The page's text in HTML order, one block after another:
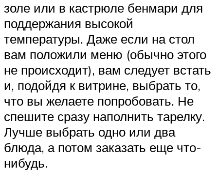
золе или в кастрюле бенмари для
поддержания высокой
температуры. Даже если на стол
вам положили меню (обычно этого
не происходит), вам следует встать
и, подойдя к витрине, выбрать то,
что вы желаете попробовать. Не
спешите сразу наполнить тарелку.
Лучше выбрать одно или два
блюда, а потом заказать еще что-
нибудь.